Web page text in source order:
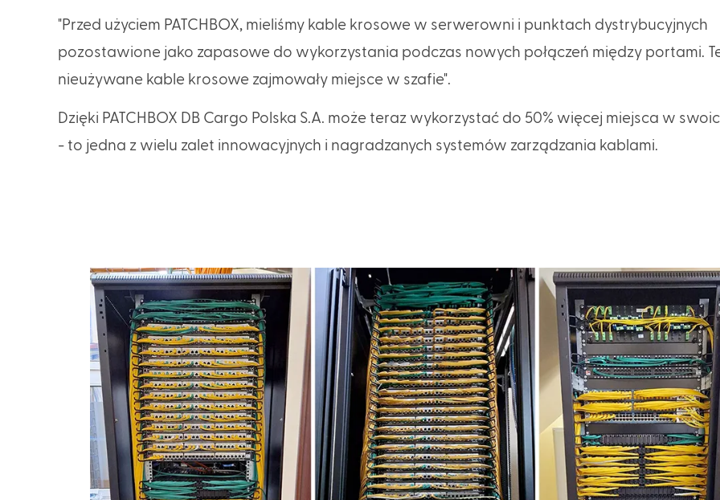
"Przed użyciem PATCHBOX, mieliśmy kable krosowe w serwerowni i punktach dystrybucyjnych
pozostawione jako zapasowe do wykorzystania podczas nowych połączeń między portami.
nieużywane kable krosowe zajmowały miejsce w szafie".
Dzięki PATCHBOX DB Cargo Polska S.A. może teraz wykorzystać do 50% więcej miejsca w
- to jedna z wielu zalet innowacyjnych i nagradzanych systemów zarządzania kablami.